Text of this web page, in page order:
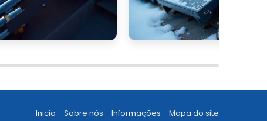
Inicio Sobre nós Informações Mapa do site